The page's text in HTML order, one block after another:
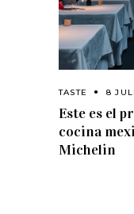
TASTE 8
Este es el
cocina
Michelin